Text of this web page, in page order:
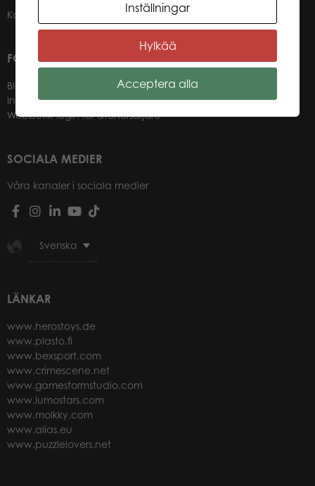
Kontakter
FÖR VÅRA ÅTERFÖRSÄLJARE
Bli återförsäljare
Information för återförsäljare
Webbutik-login för återförsäljare
SOCIALA MEDIER
Våra kanaler i sociala medier
Svenska
LÄNKAR
www.herostoys.de
www.plasto.fi
www.bexsport.com
www.crimescene.net
www.gamestormstudio.com
www.lumostars.com
www.molkky.com
www.alias.eu
www.puzzlelovers.net
Inställningar
Hylkää
Acceptera alla